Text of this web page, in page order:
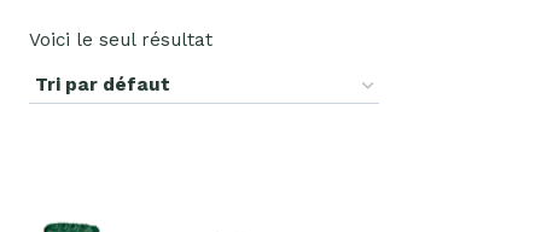
Voici le seul résultat